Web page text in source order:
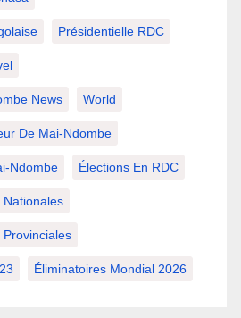
Présidentielle RDC
News World
De Mai-Ndombe
Ndombe Élections En RDC
Nationales
Provinciales
Éliminatoires Mondial 2026